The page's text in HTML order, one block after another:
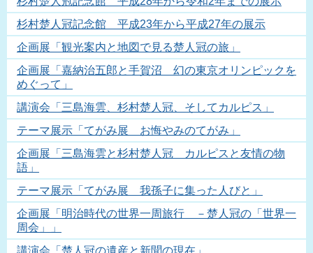
杉村楚人冠記念館 平成23年から平成27年の展示
企画展「観光案内と地図で見る楚人冠の旅」
企画展「嘉納治五郎と手賀沼 幻の東京オリンピックを
めぐって」
講演会「三島海雲、杉村楚人冠、そしてカルピス」
テーマ展示「てがみ展 お悔やみのてがみ」
企画展「三島海雲と杉村楚人冠 カルピスと友情の物
語」
テーマ展示「てがみ展 我孫子に集った人びと」
企画展「明治時代の世界一周旅行 －楚人冠の「世界一
周会」」